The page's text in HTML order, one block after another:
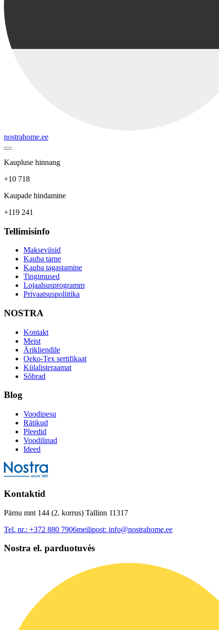
nostrahome.ee
Kaupluse hinnang
+10 718
Kaupade hindamine
+119 241
Tellimisinfo
Makseviisid
Kauba tarne
Kauba tagastamine
Tingimused
Lojaalsusprogramm
Privaatsuspoliitika
NOSTRA
Kontakt
Meist
Ärikliendile
Oeko-Tex sertifikaat
Külalisteraamat
Sõbrad
Blog
Voodipesu
Rätikud
Pleedid
Voodilinad
Ideed
Kontaktid
Pärnu mnt 144 (2. korrus) Tallinn 11317
Tel. nr.: +372 880 7906meilipost: info@nostrahome.ee
Nostra el. parduotuvės